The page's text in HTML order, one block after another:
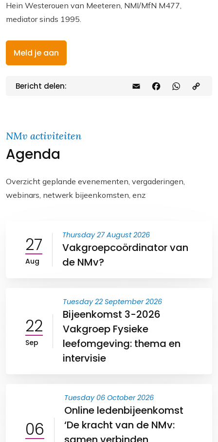
Hein Westerouen van Meeteren, NMI/MfN M477,
mediator sinds 1995.
Meld je aan
Bericht delen:
o
p
NMv activiteiten
Agenda
Overzicht geplande evenementen, vergaderingen,
webinars, netwerk bijeenkomsten, enz
27
Aug
Thursday 27 August 2026
Vakgroepcoördinator van
de NMv?
22
Sep
Tuesday 22 September 2026
Bijeenkomst 3-2026
Vakgroep Fysieke
leefomgeving: thema en
intervisie
06
Tuesday 06 October 2026
Online ledenbijeenkomst
‘De kracht van de NMv: